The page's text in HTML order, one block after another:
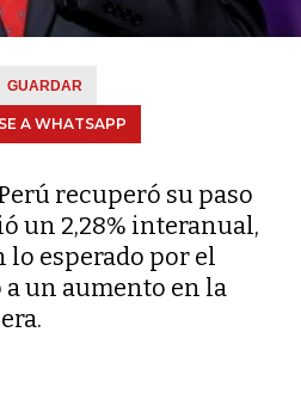
GUARDAR
A WHATSAPP
recuperó su paso
un 2,28% interanual,
lo esperado por el
a un aumento en la